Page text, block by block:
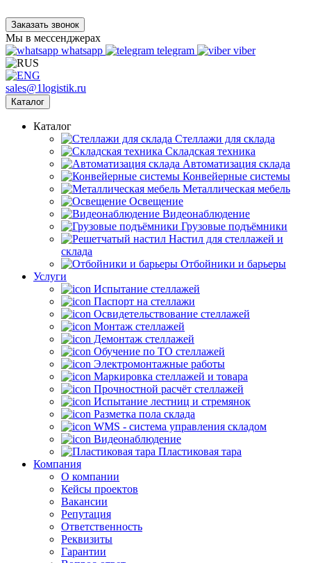
Заказать звонок
Мы в мессенджерах
whatsapp
telegram viber
sales@1logistik.ru
Каталог
Каталог
Cтеллажи для склада
Складская техника
Автоматизация склада
Конвейерные системы
Металлическая мебель
Освещение
Видеонаблюдение
Грузовые подъёмники
Настил для стеллажей и
склада
Отбойники и барьеры
Услуги
Испытание стеллажей
Паспорт на стеллажи
Освидетельствование стеллажей
Монтаж стеллажей
Демонтаж стеллажей
Обучение по ТО стеллажей
Электромонтажные работы
Маркировка стеллажей и товара
Прочностной расчёт стеллажей
Испытание лестниц и стремянок
Разметка пола склада
WMS - система управления складом
Видеонаблюдение
Пластиковая тара
Компания
О компании
Кейсы проектов
Вакансии
Репутация
Ответственность
Реквизиты
Гарантии